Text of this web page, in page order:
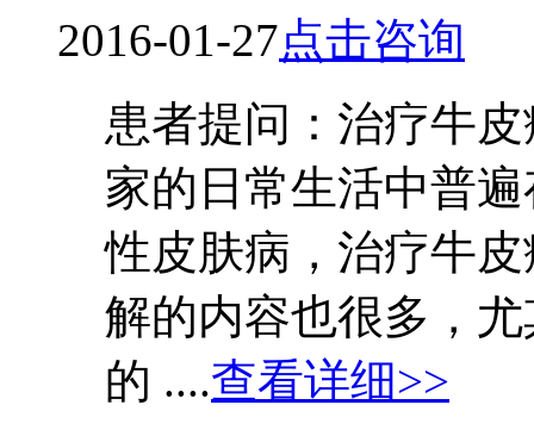
2016-01-27点击咨询
患者提问：治疗牛
家的日常生活中普
性皮肤病，治疗牛
解的内容也很多，
的 ....查看详细>>